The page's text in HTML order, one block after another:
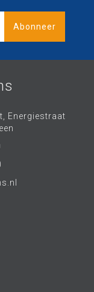
Abonneer
Energiestraat